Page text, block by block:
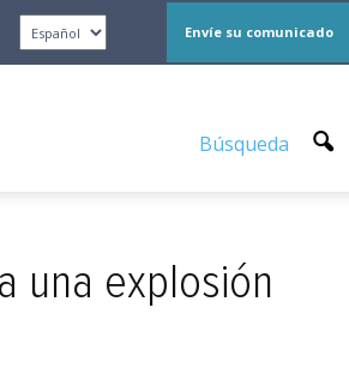
Envíe su comunicado
Búsqueda
una explosión